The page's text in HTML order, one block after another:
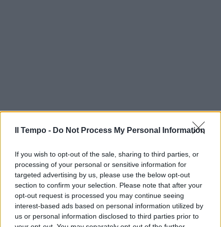
Il Tempo - Do Not Process My Personal Information
If you wish to opt-out of the sale, sharing to third parties, or
processing of your personal or sensitive information for
targeted advertising by us, please use the below opt-out
section to confirm your selection. Please note that after your
opt-out request is processed you may continue seeing
interest-based ads based on personal information utilized by
us or personal information disclosed to third parties prior to